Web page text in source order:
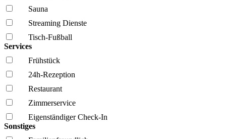
Sauna
Streaming Dienste
Tisch-Fußball
Services
Frühstück
24h-Rezeption
Restaurant
Zimmerservice
Eigenständiger Check-In
Sonstiges